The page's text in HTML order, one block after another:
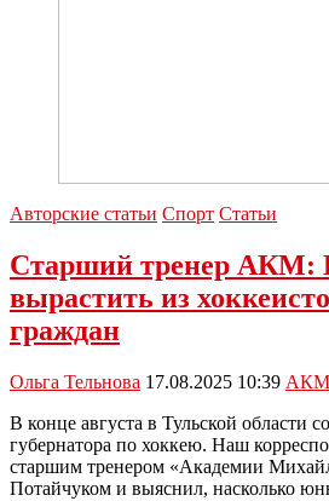
Авторские статьи Спорт Статьи
Старший тренер АКМ:
вырастить из
граждан
Ольга Тельнова 17.08.2025 10:39 АКМ
В конце августа в Тульской области
губернатора по хоккею. Наш
старшим тренером «Академии
Потайчуком и выяснил, насколько